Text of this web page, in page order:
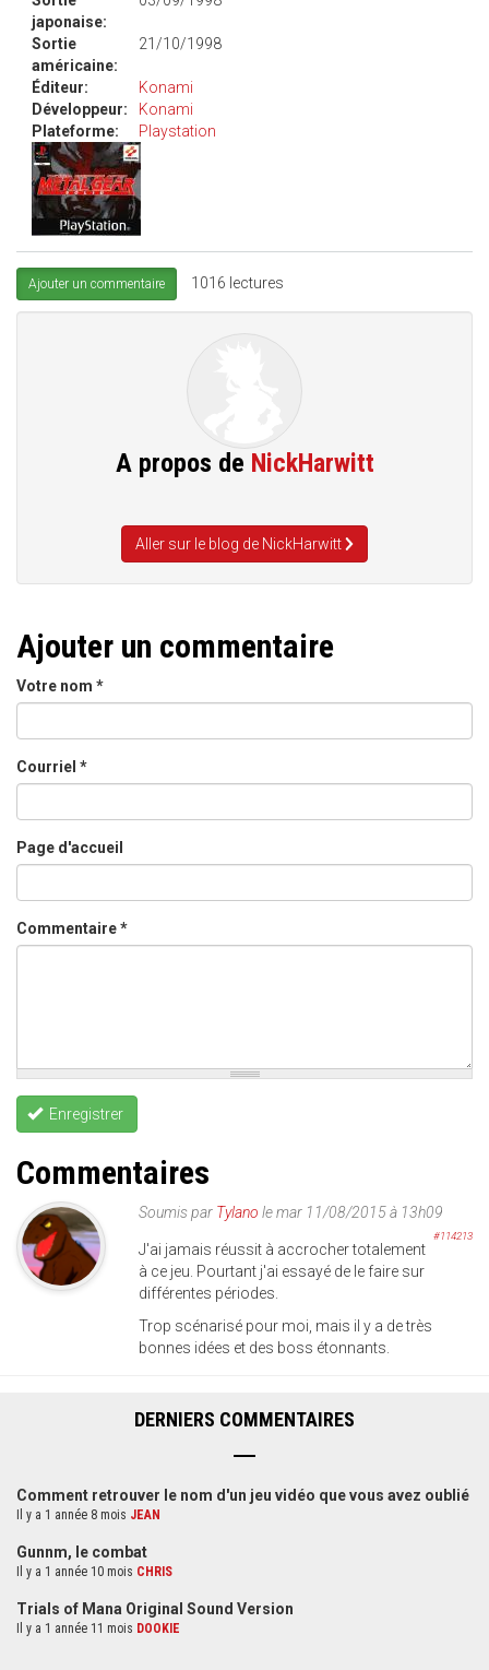
japonaise:
Sortie
américaine:
21/10/1998
Éditeur:
Konami
Développeur:
Konami
Plateforme:
Playstation
Ajouter un commentaire 1016 lectures
A propos de NickHarwitt
Aller sur le blog de NickHarwitt
Ajouter un commentaire
Votre nom *
Courriel *
Page d'accueil
Commentaire*
Enregistrer
Commentaires
Soumis par Tylano le mar 11/08/2015 à 13h09
#114213
J'ai jamais réussit à accrocher totalement
à ce jeu. Pourtant j'ai essayé de le faire sur
différentes périodes.
Trop scénarisé pour moi, mais il y a de très
bonnes idées et des boss étonnants.
DERNIERS COMMENTAIRES
Comment retrouver le nom d'un jeu vidéo que vous avez oublié
Il y a 1 année 8 mois JEAN
Gunnm, le combat
Il y a 1 année 10 mois CHRIS
Trials of Mana Original Sound Version
Il y a 1 année 11 mois DOOKIE